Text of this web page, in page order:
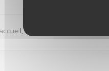
un excellent repas, que